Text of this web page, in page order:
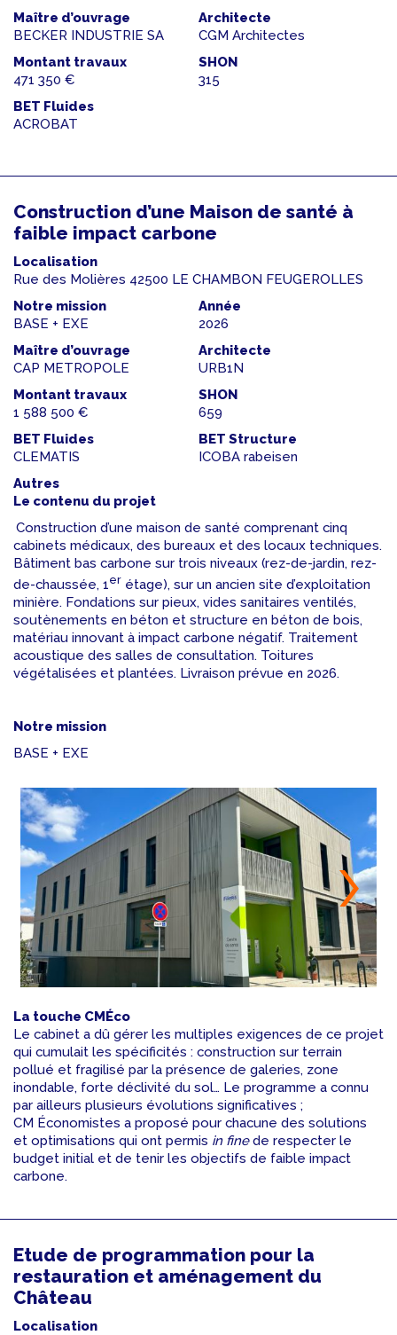
Maître d’ouvrage
BECKER INDUSTRIE SA
Architecte
CGM Architectes
Montant travaux
471 350 €
SHON
315
BET Fluides
ACROBAT
La touche CMÉco
Le cabinet a dû gérer les multiples exigences de ce projet
qui cumulait les spécificités : construction sur terrain
pollué et fragilisé par la présence de galeries, zone
inondable, forte déclivité du sol… Le programme a connu
par ailleurs plusieurs évolutions significatives ;
CM Économistes a proposé pour chacune des solutions
et optimisations qui ont permis in finede respecter le
budget initial et de tenir les objectifs de faible impact
carbone.
Construction d’une Maison de santé à
faible impact carbone
Localisation
Rue des Molières 42500 LE CHAMBON FEUGEROLLES
Notre mission
BASE + EXE
Année
2026
Maître d’ouvrage
CAP METROPOLE
Architecte
URB1N
Montant travaux
1 588 500 €
SHON
659
BET Fluides
CLEMATIS
BET Structure
ICOBA rabeisen
Autres
Le contenu du projet
Construction d’une maison de santé comprenant cinq
cabinets médicaux, des bureaux et des locaux techniques.
Bâtiment bas carbone sur trois niveaux (rez-de-jardin, rez-
de-chaussée, 1er étage), sur un ancien site d’exploitation
minière. Fondations sur pieux, vides sanitaires ventilés,
soutènements en béton et structure en béton de bois,
matériau innovant à impact carbone négatif. Traitement
acoustique des salles de consultation. Toitures
végétalisées et plantées. Livraison prévue en 2026.
Notre mission
BASE + EXE
Etude de programmation pour la
restauration et aménagement du
Château
Localisation